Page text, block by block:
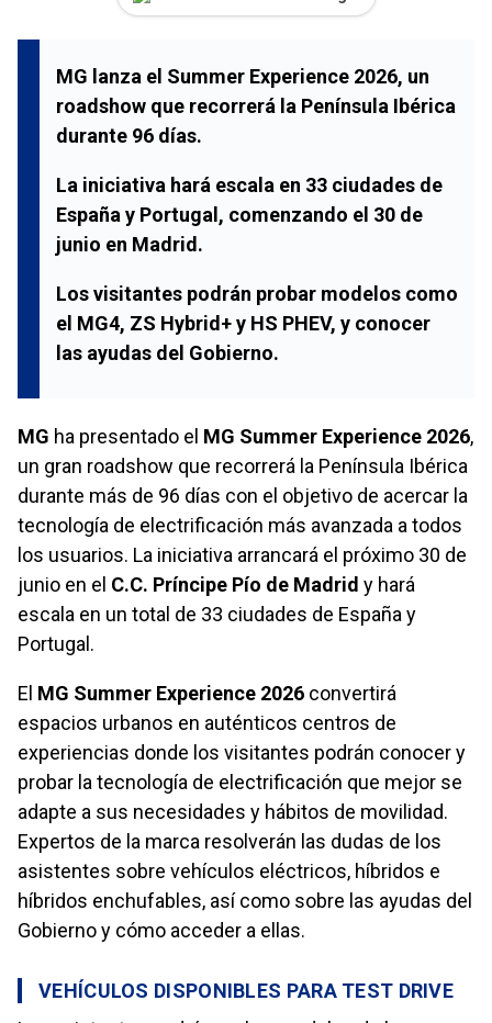
MG lanza el Summer Experience 2026, un
roadshow que recorrerá la Península Ibérica
durante 96 días.
La iniciativa hará escala en 33 ciudades de
España y Portugal, comenzando el 30 de
junio en Madrid.
Los visitantes podrán probar modelos como
el MG4, ZS Hybrid+ y HS PHEV, y conocer
las ayudas del Gobierno.
MG ha presentado el MG Summer Experience 2026,
un gran roadshow que recorrerá la Península Ibérica
durante más de 96 días con el objetivo de acercar la
tecnología de electrificación más avanzada a todos
los usuarios. La iniciativa arrancará el próximo 30 de
junio en el C.C. Príncipe Pío de Madrid y hará
escala en un total de 33 ciudades de España y
Portugal.
El MG Summer Experience 2026 convertirá
espacios urbanos en auténticos centros de
experiencias donde los visitantes podrán conocer y
probar la tecnología de electrificación que mejor se
adapte a sus necesidades y hábitos de movilidad.
Expertos de la marca resolverán las dudas de los
asistentes sobre vehículos eléctricos, híbridos e
híbridos enchufables, así como sobre las ayudas del
Gobierno y cómo acceder a ellas.
VEHÍCULOS DISPONIBLES PARA TEST DRIVE